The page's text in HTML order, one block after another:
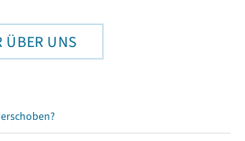
ÜBER UNS